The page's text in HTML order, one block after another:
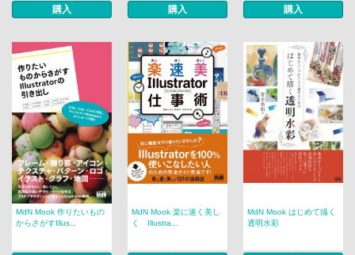
購入 購入 購入
MdN Mook 作りたいもの
からさがすIllus...
MdN Mook 楽に速く美し
く Illustra...
MdN Mook はじめて描く
透明水彩